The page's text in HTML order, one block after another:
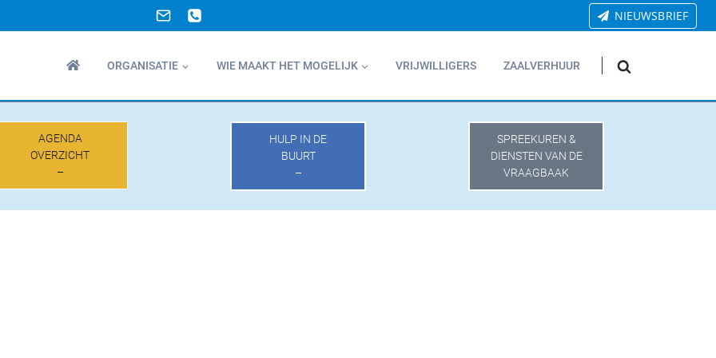
NIEUWSBRIEF
ORGANISATIE WIE MAAKT HET MOGELIJK VRIJWILLIGERS ZAALVERHUUR
AGENDA
OVERZICHT
–
HULP IN DE
BUURT
–
SPREEKUREN &
DIENSTEN VAN DE
VRAAGBAAK